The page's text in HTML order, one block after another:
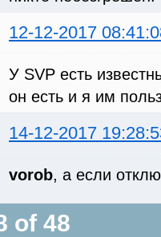
12-12-2017
У SVP есть
он есть и я им
14-12-2017
vorob, а если
of 48